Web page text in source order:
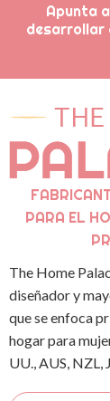
Apunta
desarrollar
PARA EL
The Home
diseñador y
que se enfoca
hogar para
UU., AUS, NZL,